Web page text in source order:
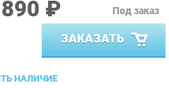
ЗАКАЗАТЬ
НАЛИЧИЕ
ЗАМЕРЩИКА